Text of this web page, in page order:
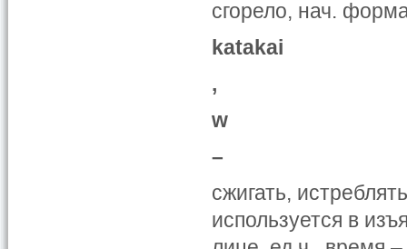
сгорело, нач.
katakai
,
w
–
сжигать,
используется в